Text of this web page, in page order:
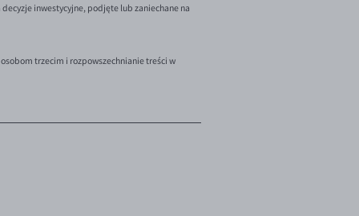
inwestycyjne, podjęte lub zaniechane na
trzecim i rozpowszechnianie treści w